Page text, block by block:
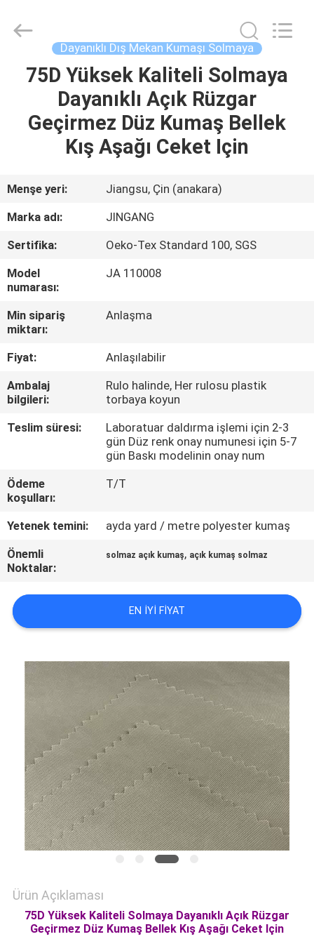
ÜRÜN:%
HAKKIMIZDA
TURU
KONTROL
BIZIMLE
ILETIŞIME
GEÇIN
VAKALAR
COMPANY
NEWS
SITE
PRIVACY
POLICY
Textile
Co.,Ltd.
Dayanıklı Dış Mekan Kumaşı Solmaya
75D Yüksek Kaliteli Solmaya
Dayanıklı Açık Rüzgar
Geçirmez Düz Kumaş Bellek
Kış Aşağı Ceket Için
Menşe yeri:
Jiangsu, Çin (anakara)
Marka adı:
JINGANG
Sertifika:
Oeko-Tex Standard 100, SGS
Model
numarası:
JA 110008
Min sipariş
miktarı:
Anlaşma
Fiyat:
Anlaşılabilir
Ambalaj
bilgileri:
Rulo halinde, Her rulosu plastik
torbaya koyun
Teslim süresi:
Laboratuar daldırma işlemi için 2-3
gün Düz renk onay numunesi için 5-7
gün Baskı modelinin onay num
Ödeme
koşulları:
T/T
Yetenek temini:
ayda yard / metre polyester kumaş
Önemli
Noktalar:
solmaz açık kumaş, açık kumaş solmaz
EN IYI FIYAT
Ürün Açıklaması
75D Yüksek Kaliteli Solmaya Dayanıklı Açık Rüzgar
Geçirmez Düz Kumaş Bellek Kış Aşağı Ceket Için